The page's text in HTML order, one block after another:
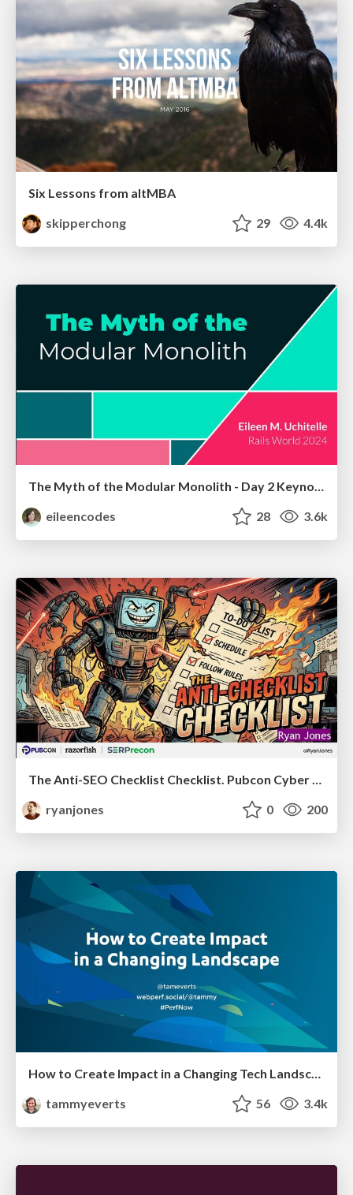
Six Lessons from altMBA
skipperchong
29 4.4k
The Myth of the Modular Monolith - Day 2 Keynote - Rails World 2024
eileencodes
28 3.6k
The Anti-SEO Checklist Checklist. Pubcon Cyber Week
ryanjones
0 200
How to Create Impact in a Changing Tech Landscape [PerfNow 2023]
tammyeverts
56 3.4k